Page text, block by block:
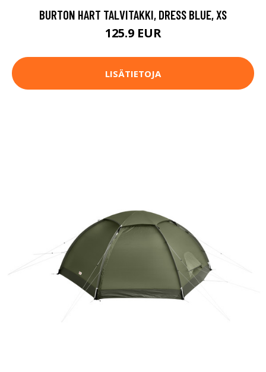
BURTON HART TALVITAKKI, DRESS BLUE, XS
125.9 EUR
LISÄTIETOJA